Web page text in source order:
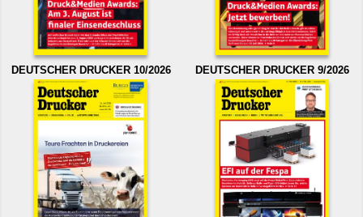
DEUTSCHER DRUCKER 10/2026 DEUTSCHER DRUCKER 9/2026